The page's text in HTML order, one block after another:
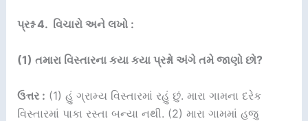
પ્રશ્ન 4. વિચારો અને લખો :
(1) તમારા વિસ્તારના કયા કયા પ્રશ્નો અંગે તમે જાણો છો?
ઉત્તર : (1) હું ગ્રામ્ય વિસ્તારમાં રહું છું. મારા ગામના દરેક
વિસ્તારમાં પાકા રસ્તા બન્યા નથી. (2) મારા ગામમાં હજુ